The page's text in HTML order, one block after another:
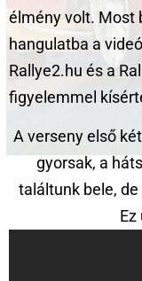
élmény volt. Most
hangulatba a
Rallye2.hu és a
figyelemmel
A verseny első
gyorsak, a
találtunk bele,